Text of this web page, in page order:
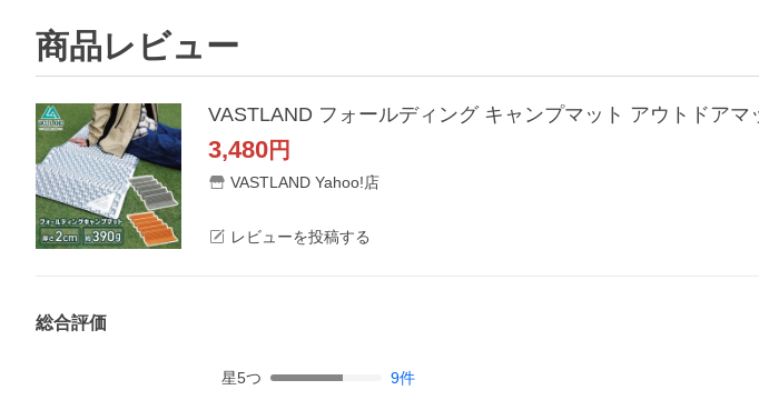
商品レビュー
VASTLAND フォールディング キャンプマット アウトドア
3,480円
VASTLAND Yahoo!店
レビューを投稿する
総合評価
星5つ 9件